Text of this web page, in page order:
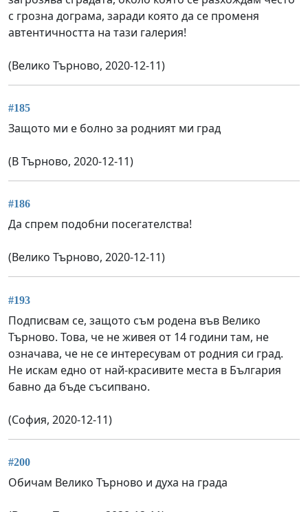
с грозна дограма, заради която да се променя
автентичността на тази галерия!
(Велико Търново, 2020-12-11)
#185
Защото ми е болно за родният ми град
(В Търново, 2020-12-11)
#186
Да спрем подобни посегателства!
(Велико Търново, 2020-12-11)
#193
Подписвам се, защото съм родена във Велико
Търново. Това, че не живея от 14 години там, не
означава, че не се интересувам от родния си град.
Не искам едно от най-красивите места в България
бавно да бъде съсипвано.
(София, 2020-12-11)
#200
Обичам Велико Търново и духа на града